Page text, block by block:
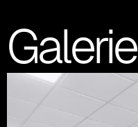
Galerie